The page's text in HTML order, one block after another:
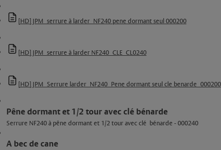
[HD] JPM_serrure à larder_NF240 pene dormant seul 000200
[HD] JPM_serrure à larder NF240_CLE_CL0240
[HD] JPM_Serrure larder_NF240_Pene dormant seul cle benarde_000200
Pêne dormant et 1/2 tour avec clé bénarde
Serrure NF240 à pêne dormant et 1/2 tour avec clé bénarde - 000240
A bec de cane